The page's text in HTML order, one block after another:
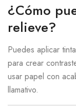
¿Cómo
relieve?
Puedes aplicar
para crear
usar papel con
llamativo.